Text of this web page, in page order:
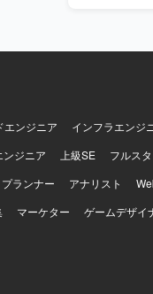
エンジニア
インフラエンジ
ンジニア 上級SE
フルス
プランナー アナリスト
マーケター ゲームデザイ